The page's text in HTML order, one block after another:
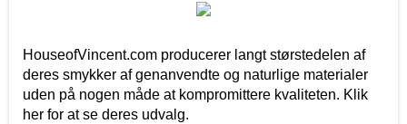
HouseofVincent.com producerer langt størstedelen af
deres smykker af genanvendte og naturlige materialer
uden på nogen måde at kompromittere kvaliteten. Klik
her for at se deres udvalg.